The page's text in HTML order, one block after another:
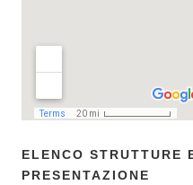
ELENCO STRUTTURE
PRESENTAZIONE